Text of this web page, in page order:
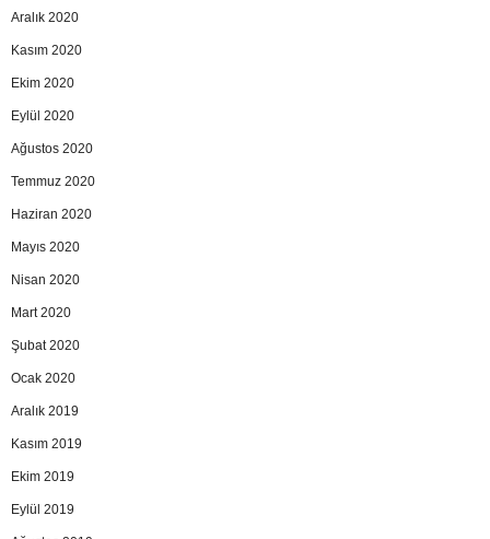
Aralık 2020
Kasım 2020
Ekim 2020
Eylül 2020
Ağustos 2020
Temmuz 2020
Haziran 2020
Mayıs 2020
Nisan 2020
Mart 2020
Şubat 2020
Ocak 2020
Aralık 2019
Kasım 2019
Ekim 2019
Eylül 2019